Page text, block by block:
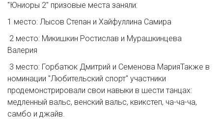
"Юниоры 2" призовые места заняли:
1 место: Лысов Степан и Хайфуллина Самира
2 место: Микишкин Ростислав и Мурашкинцева
Валерия
3 место: Горбатюк Дмитрий и Семенова МарияТакже в
номинации "Любительский спорт" участники
продемонстрировали свои навыки в шести танцах:
медленный вальс, венский вальс, квикстеп, ча-ча-ча,
самбо и джайв.